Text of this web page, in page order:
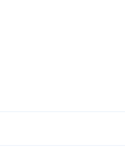
Kliknite na zlatú pšenicu, aby ste
vylepšenia a vystúpte do